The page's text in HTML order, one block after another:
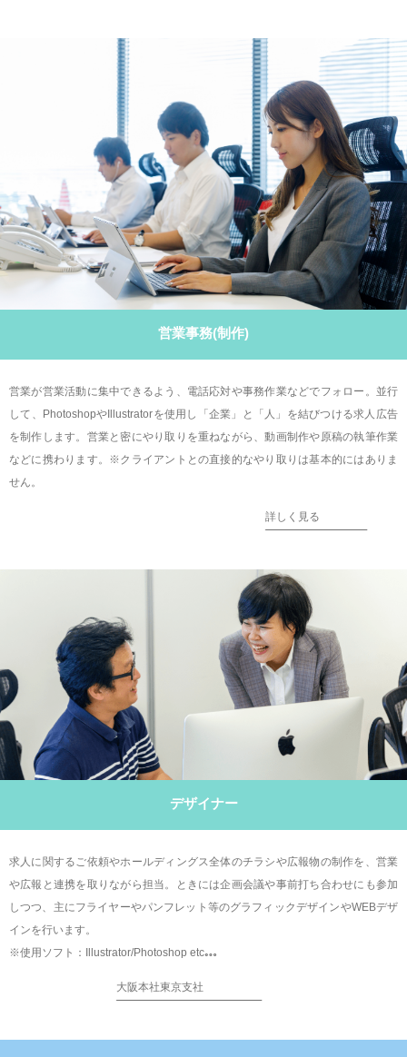
営業事務(制作)
営業が営業活動に集中できるよう、電話応対や事務作業などでフォロー。並行
して、PhotoshopやIllustratorを使用し「企業」と「人」を結びつける求人広告
を制作します。営業と密にやり取りを重ねながら、動画制作や原稿の執筆作業
などに携わります。※クライアントとの直接的なやり取りは基本的にはありま
せん。
詳しく見る
デザイナー
求人に関するご依頼やホールディングス全体のチラシや広報物の制作を、営業
や広報と連携を取りながら担当。ときには企画会議や事前打ち合わせにも参加
しつつ、主にフライヤーやパンフレット等のグラフィックデザインやWEBデザ
インを行います。
※使用ソフト：Illustrator/Photoshop etc…
大阪本社東京支社